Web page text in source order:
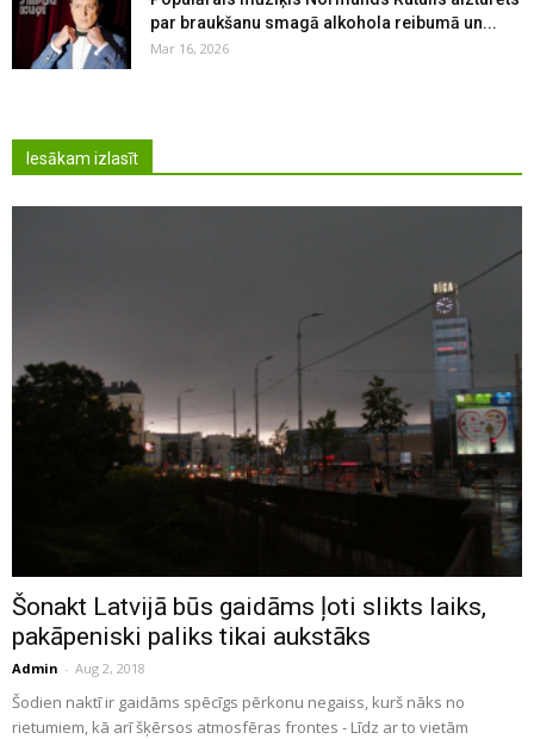
par braukšanu smagā alkohola reibumā un...
Mar 16, 2026
Iesākam izlasīt
Šonakt Latvijā būs gaidāms ļoti slikts laiks,
pakāpeniski paliks tikai aukstāks
Admin - Aug 2, 2018
Šodien naktī ir gaidāms spēcīgs pērkonu negaiss, kurš nāks no
rietumiem, kā arī šķērsos atmosfēras frontes - Līdz ar to vietām